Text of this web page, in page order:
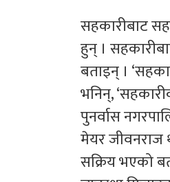
सहकारीबाट
हुन् ।
बताइन् ।
भनिन्,
पुनर्वास
मेयर जीवनराज
सक्रिय भएको